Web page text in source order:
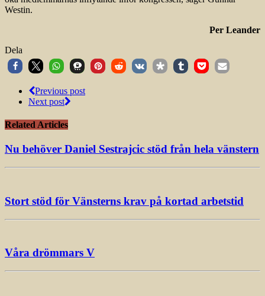
Westin.
Per Leander
Dela
Previous post
Next post
Related Articles
Nu behöver Daniel Sestrajcic stöd från hela vänstern
Stort stöd för Vänsterns krav på kortad arbetstid
Våra drömmars V